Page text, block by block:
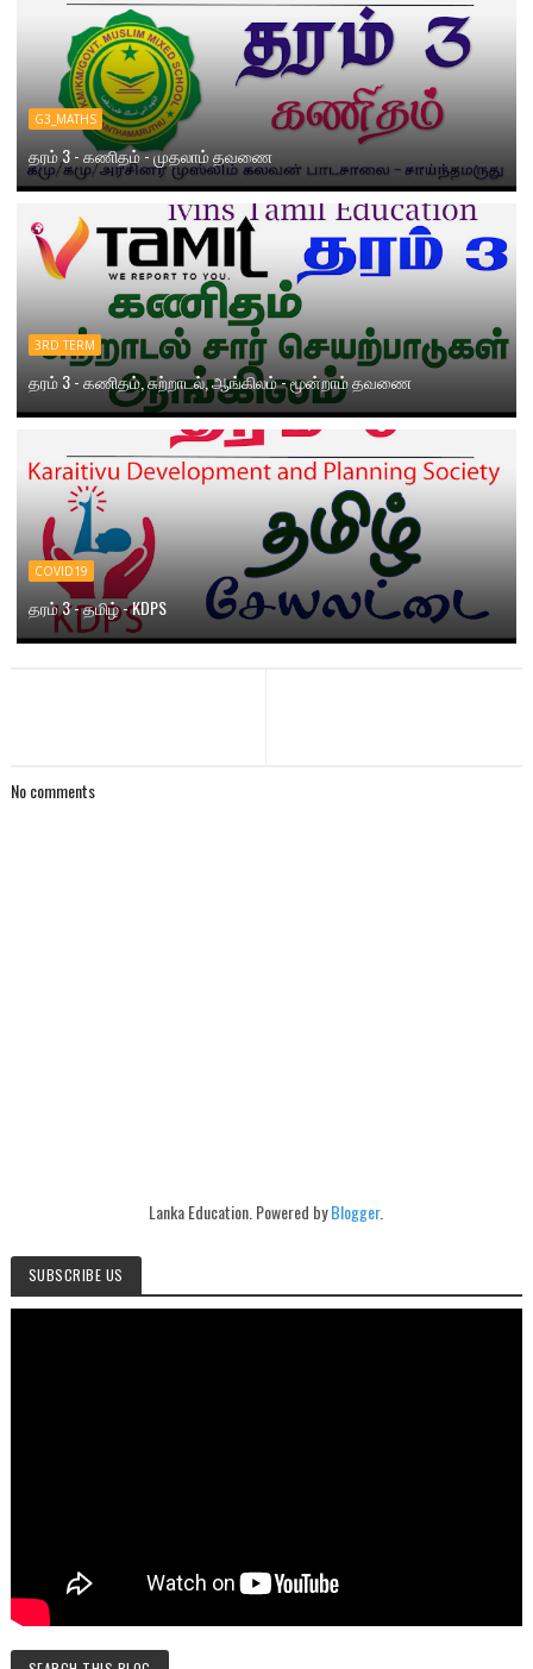
G3_MATHS
தரம் 3 - கணிதம் - முதலாம் தவணை
3RD TERM
தரம் 3 - கணிதம், சுற்றாடல், ஆங்கிலம் - மூன்றாம் தவணை
COVID19
தரம் 3 - தமிழ் - KDPS
No comments
Lanka Education. Powered byBlogger.
SUBSCRIBE US